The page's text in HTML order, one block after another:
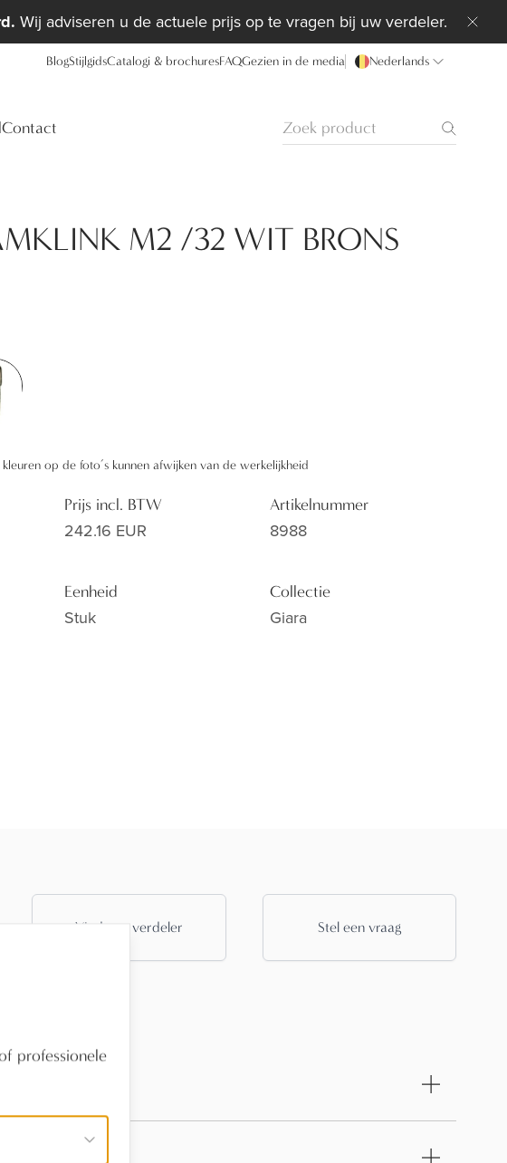
Wij adviseren u de actuele prijs op te vragen bij uw verdeler.
BlogStijlgidsCatalogi & brochuresFAQGezien in de media Nederlands
Contact
M2 /32 WIT BRONS
op de foto’s kunnen afwijken van de werkelijkheid
Prijs incl. BTW
242.16 EUR
Artikelnummer
8988
Eenheid
Stuk
Collectie
Giara
Vind een verdeler Stel een vraag
professionele